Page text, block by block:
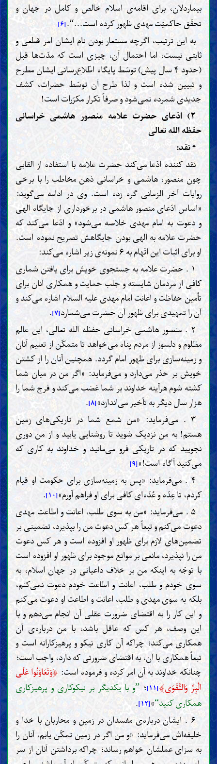
بیماردلان، برای اقامه‌ی اسلام خالص و کامل در جهان و
تحقّق حاکمیّت مهدی ظهور کرده است...“
.[۶]
به این ترتیب، اگرچه مستعار بودن نام ایشان امر قطعی و
ثابتی نیست، اما احتمال آن، چیزی است که مدّت‌ها قبل
(حدود ۴ سال پیش) توسّط پایگاه اطّلاع‌رسانی ایشان مطرح
و تبیین شده است و لذا طرح آن توسّط حضرات، کشف
جدیدی شمرده نمی‌شود و صرفاً تکرار مکرّرات است!
۲) ادّعای حضرت علامه منصور هاشمی خراسانی
حفظه الله تعالی
* نقد:
نقد کننده ادّعا می‌کند حضرت علامه با استفاده از القابی
چون منصور، هاشمی و خراسانی ذهن مخاطب را با برخی
روایات آخر الزمانی گره زده است. وی در ادامه می‌گوید:
«اساس ادّعای منصور هاشمی در برخورداری از جایگاه الهی
و دعوت به امام مهدی خلاصه می‌شود» و ادّعا می‌کند که
حضرت علامه به الهی بودن جایگاهش تصریح نموده است.
او برای اثبات این اتّهام به ۶ نمونه‌ی زیر اشاره می‌کند:
۱ . حضرت علامه به جستجوی خویش برای یافتن شماری
کافی از مردمان شایسته و جلب حمایت و همکاری آنان برای
تأمین حفاظت و اعانت امام مهدی علیه السلام اشاره می‌کند و
آن را تمهیدی برای ظهور آن حضرت می‌شمارد[۷] .
۲ . منصور هاشمی خراسانی حفظه الله تعالی، این عالم
مظلوم و دلسوز از مردم پناه می‌خواهد تا متمکّن از تعلیم آنان
و زمینه‌سازی برای ظهور امام گردد. همچنین آنان را از کشتن
خویش بر حذر می‌دارد و می‌فرماید: «اگر من در میان شما
کشته شوم هرآینه خداوند بر شما غضب می‌کند و فرج شما را
هزار سال دیگر به تأخیر می‌اندازد»[۸] .
۳ . می‌فرماید: «من شمع شما در تاریکی‌های زمین
هستم! به من نزدیک شوید تا روشنایی یابید و از من دوری
نجویید که در تاریکی فرو می‌مانید و خداوند به کاری که
می‌کنید آگاه است!»[۹]
۴ . می‌فرماید: «پس به زمینه‌سازی برای حکومت او قیام
کردم، تا عِدّه و عُدّه‌ای کافی برای او فراهم آورم»[۱۰]
.
۵ . می‌فرماید: «من به سوی طلب، اعانت و اطاعت مهدی
دعوت می‌کنم و تبعاً هر کس دعوت من را بپذیرد، تضمینی بر
تضمین‌های لازم برای ظهور او افزوده است و هر کس دعوت
من را نپذیرد، مانعی بر موانع موجود برای ظهور او افزوده است
با توجّه به اینکه من بر خلاف داعیانی در جهان اسلام، به
سوی خودم و طلب، اعانت و اطاعت خودم دعوت نمی‌کنم،
بلکه به سوی مهدی و طلب، اعانت و اطاعت او دعوت می‌کنم
و این کار را به اقتضای ضرورت عقلی آن انجام می‌دهم و با
این وصف، هر کس که عاقل باشد، با من درباره‌ی آن
همکاری می‌کند؛ چراکه آن کاری نیکو و پرهیزکارانه است و
تبعاً همکاری با آن، به اقتضای ضرورتی که دارد، واجب است؛
چنانکه خداوند به آن امر کرده و فرموده است: ﴿وَتَعَاوَنُوا عَلَى
الْبِرِّ وَالتَّقْوَى﴾[۱۱] ؛”و با یکدیگر بر نیکوکاری و پرهیزکاری
همکاری کنید“
»[۱۲]
.
۶ . ایشان درباره‌ی مفسدان در زمین و محاربان با خدا و
خلیفه‌اش می‌فرماید: «و من اگر در زمین تمکّن یابم، آنان را
به سزای عملشان خواهم رساند؛ چراکه برداشتن آنان از سر